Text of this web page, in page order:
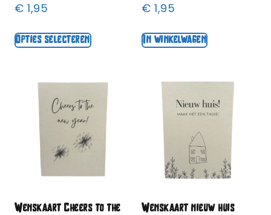
€ 1,95
Opties selecteren
€ 1,95
In winkelwagen
Wenskaart Cheers to the
Wenskaart nieuw huis